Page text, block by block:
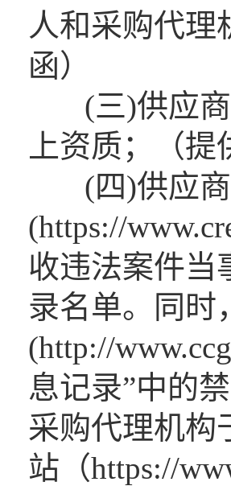
人和采购代理
函）
(三)供应商
上资质；（
(四)供应商
(https://
收违法案件当
录名单。同时
(http://
息记录”中的
采购代理机构
站（https://